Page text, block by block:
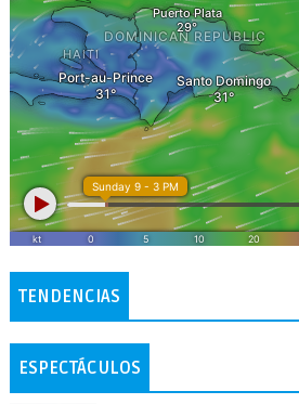
TENDENCIAS
ESPECTÁCULOS